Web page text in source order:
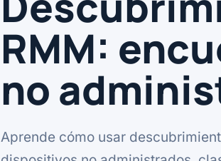
RMM:
no
Aprende cómo usar